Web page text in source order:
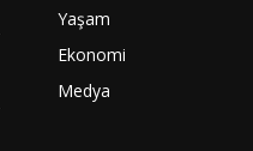
Yaşam
Ekonomi
Medya